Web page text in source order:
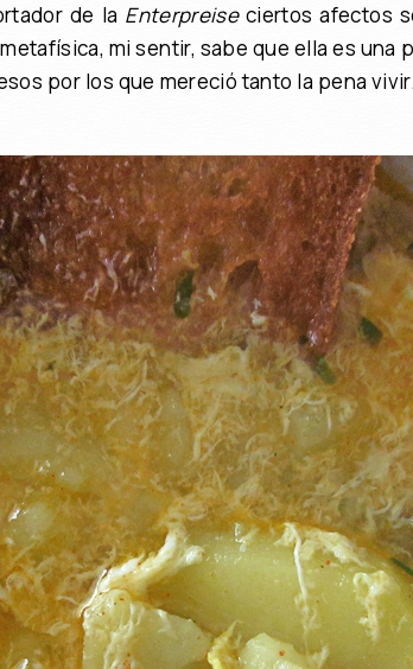
de la Enterpreiseciertos afectos
mi sentir, sabe que ella es una
por los que mereció tanto la pena vivir.